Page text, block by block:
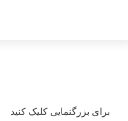
برای بزرگنمایی کلیک کنید